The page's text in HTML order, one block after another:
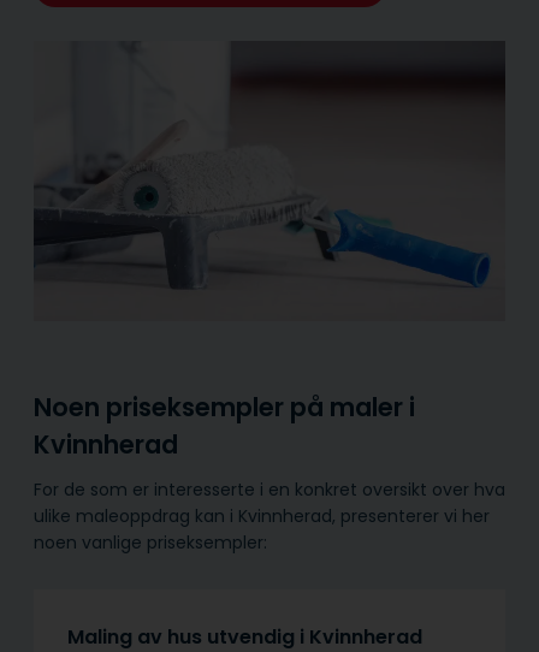
Noen priseksempler på maler i
Kvinnherad
For de som er interesserte i en konkret oversikt over hva
ulike maleoppdrag kan i Kvinnherad, presenterer vi her
noen vanlige priseksempler:
Maling av hus utvendig i Kvinnherad